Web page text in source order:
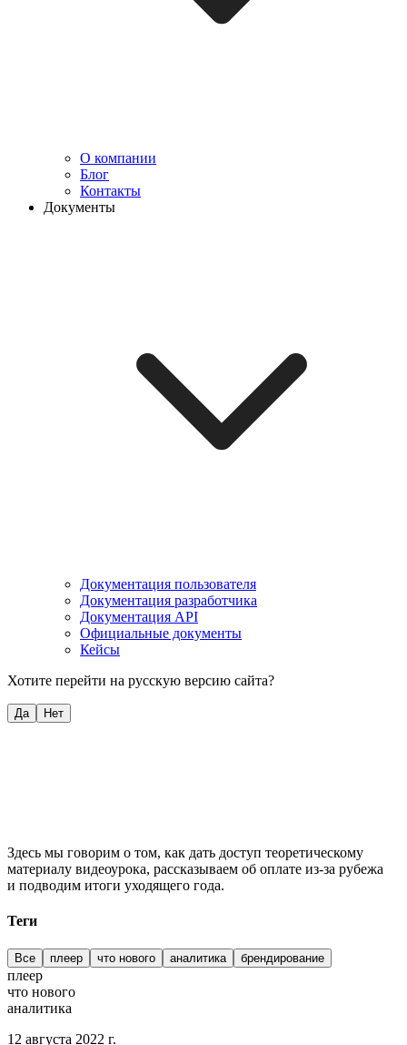
О компании
Блог
Контакты
Документы
Документация пользователя
Документация разработчика
Документация API
Официальные документы
Кейсы
Хотите перейти на русскую версию сайта?
Да Нет
Здесь мы говорим о том, как дать доступ теоретическому
материалу видеоурока, рассказываем об оплате из-за рубежа
и подводим итоги уходящего года.
Теги
Все плеер что нового аналитика брендирование
плеер
что нового
аналитика
12 августа 2022 г.